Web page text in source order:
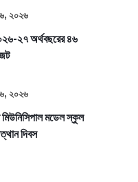
২০২৬
২৭ অর্থবছরের ৪৬
২০২৬
মিউনিসিপাল মডেল স্কুল
দিবস